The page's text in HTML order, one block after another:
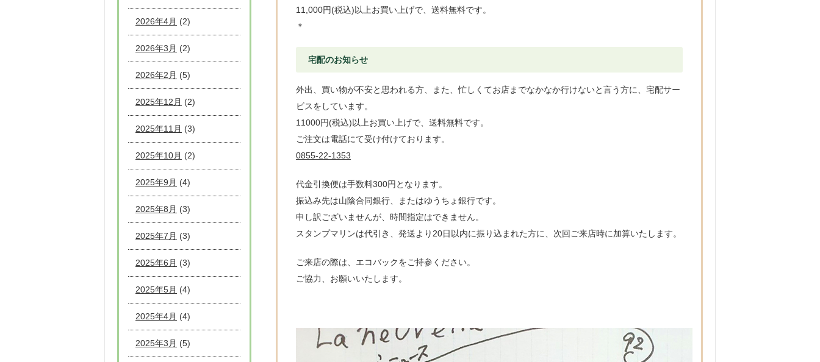
11,000円(税込)以上お買い上げで、送料無料です。
＊
宅配のお知らせ
外出、買い物が不安と思われる方、また、忙しくてお店までなかなか行けないと言う方に、宅配サー
ビスをしています。
11000円(税込)以上お買い上げで、送料無料です。
ご注文は電話にて受け付けております。
0855-22-1353
代金引換便は手数料300円となります。
振込み先は山陰合同銀行、またはゆうちょ銀行です。
申し訳ございませんが、時間指定はできません。
スタンプマリンは代引き、発送より20日以内に振り込まれた方に、次回ご来店時に加算いたします。
ご来店の際は、エコバックをご持参ください。
ご協力、お願いいたします。
2026年4月 (2)
2026年3月 (2)
2026年2月 (5)
2025年12月 (2)
2025年11月 (3)
2025年10月 (2)
2025年9月 (4)
2025年8月 (3)
2025年7月 (3)
2025年6月 (3)
2025年5月 (4)
2025年4月 (4)
2025年3月 (5)